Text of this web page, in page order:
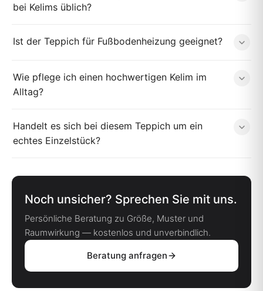
bei Kelims üblich?
Ist der Teppich für Fußbodenheizung geeignet?
Wie pflege ich einen hochwertigen Kelim im
Alltag?
Handelt es sich bei diesem Teppich um ein
echtes Einzelstück?
Noch unsicher? Sprechen Sie mit uns.
Persönliche Beratung zu Größe, Muster und
Raumwirkung — kostenlos und unverbindlich.
Beratung anfragen